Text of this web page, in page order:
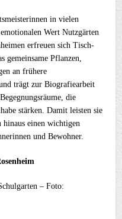
in vielen
Wert Nutzgärten
erfreuen sich Tisch-
gemeinsame Pflanzen,
an frühere
trägt zur Biografiearbeit
die
stärken. Damit leisten sie
einen wichtigen
und Bewohner.
– Foto: